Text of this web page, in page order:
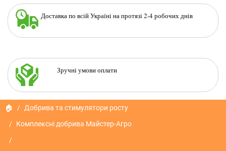
Доставка по всій Україні на протязі 2-4 робочих днів
Зручні умови оплати
🏠
Добрива та стимулятори росту
Комплексні добрива Майстер-Агро